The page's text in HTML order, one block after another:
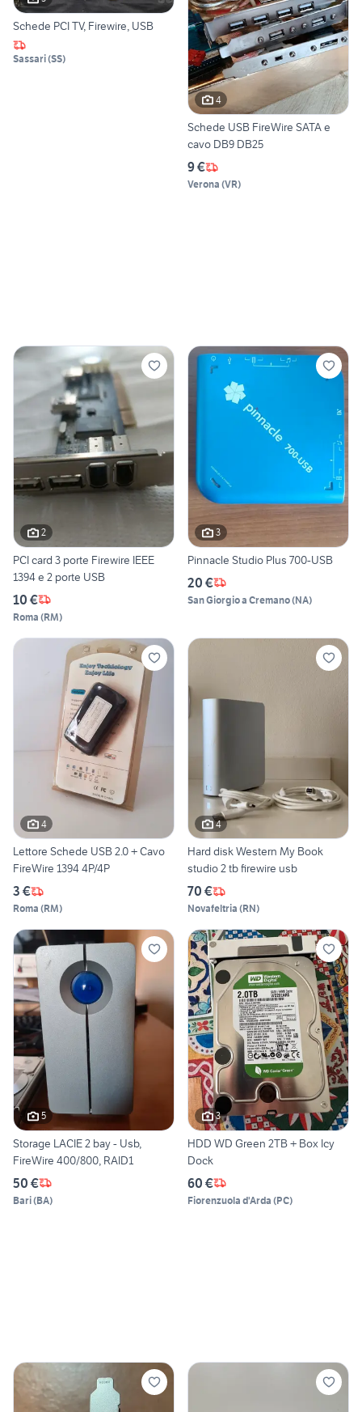
Schede PCI TV, Firewire, USB
Sassari(SS)
4
Schede USB FireWire SATA e
cavo DB9 DB25
9 €
Verona (VR)
2
PCI card 3 porte Firewire IEEE
1394 e 2 porte USB
10 €
Roma (RM)
3
Pinnacle Studio Plus 700-USB
20 €
San Giorgio a Cremano(NA)
4
Lettore Schede USB 2.0 + Cavo
FireWire 1394 4P/4P
3 €
Roma (RM)
4
Hard disk Western My Book
studio 2 tb firewire usb
70 €
Novafeltria (RN)
5
Storage LACIE 2 bay - Usb,
FireWire 400/800, RAID1
50 €
Bari(BA)
3
HDD WD Green 2TB + Box Icy
Dock
60 €
Fiorenzuola d'Arda (PC)